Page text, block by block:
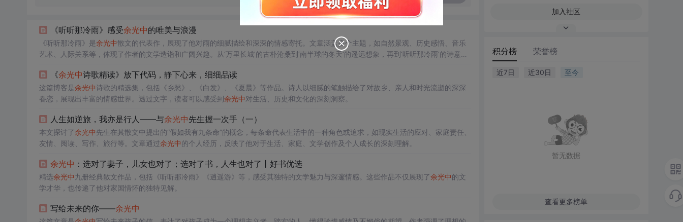
《听听那冷雨》感受余光中的唯美与浪漫
《听听那冷雨》是余光中散文的代表作，展现了他对雨的细腻描绘和深深的情感寄托。文章涵盖多个主题，如自然景观、历史感悟、音乐
艺术、人际关系等，体现了作者的文学造诣和广阔兴趣。从‘万里长城’的古朴沧桑到‘南半球的冬天’的遥远想象，再到‘听听那冷雨’的诗意氛
光中
对生活和文化的独特洞察。
《余光中诗歌精读》放下代码，静下心来，细细品读
这篇博客是余光中诗歌的精选集，包括《乡愁》、《白发》、《夏晨》等作品。诗人以细腻的笔触描绘了对故乡、亲人和时光流逝的深深
眷恋，展现出丰富的情感世界。透过文字，读者可以感受到余光中对生活、历史和文化的深刻洞察。
人生如逆旅，我亦是行人——与余光中先生握一次手（一）
本文探讨了余光中先生在其散文中提出的“假如我有九条命”的概念，每条命代表生活中的一种角色或追求，如现实生活的应对、家庭责任、
友情、阅读、写作、旅行等。文章通过余光中的个人经历，反映了他对于生活、家庭、文学创作及个人成长的深刻理解。
余光中 ：选对了妻子，儿女也对了；选对了书，人生也对了丨好书优选
精选余光中 九册经典散文作品，包括《听听那冷雨》《逍遥游》等，感受其独特的文学魅力与深邃情感。这些作品不仅展现了余光中的文
学才华，也传递了他对家国情怀的独特见解。
写给未来的你——余光中
加入社区
积分榜 荣誉榜
近7日 近30日 至今
暂无数据
查看更多榜单